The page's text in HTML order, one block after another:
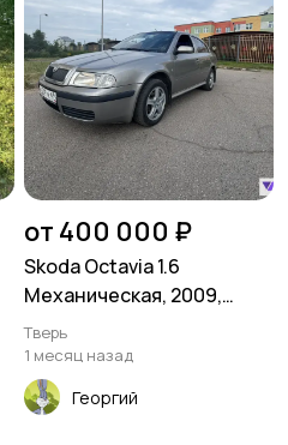
от 400 000 ₽
Skoda Octavia 1.6
Механическая, 2009,
269000 км
Тверь
1 месяц назад
Георгий